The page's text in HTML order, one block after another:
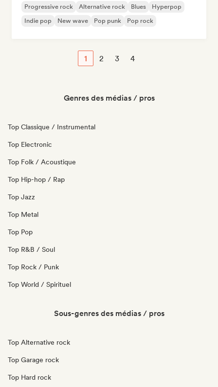
Progressive rock Alternative rock Blues
Hyperpop
Indie pop
New wave Pop punk Pop rock
1 2 3 4
Genres des médias / pros
Top Classique / Instrumental
Top Electronic
Top Folk / Acoustique
Top Hip-hop / Rap
Top Jazz
Top Metal
Top Pop
Top R&B / Soul
Top Rock / Punk
Top World / Spirituel
Sous-genres des médias / pros
Top Alternative rock
Top Garage rock
Top Hard rock